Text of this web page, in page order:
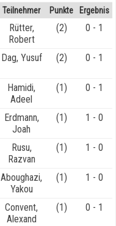
Teilnehmer Punkte Ergebnis
Rütter,
Robert
(2) 0 - 1
Dag, Yusuf (2) 0 - 1
Hamidi,
Adeel
(1) 0 - 1
Erdmann,
Joah
(1) 1 - 0
Rusu,
Razvan
(1) 1 - 0
Aboughazi,
Yakou
(1) 1 - 0
Convent,
Alexand
(1) 0 - 1